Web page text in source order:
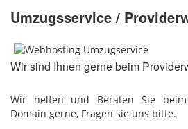
Umzugsservice /
Wir sind Ihnen gerne beim
Wir helfen und Beraten Sie beim
Domain gerne, Fragen sie uns bitte.